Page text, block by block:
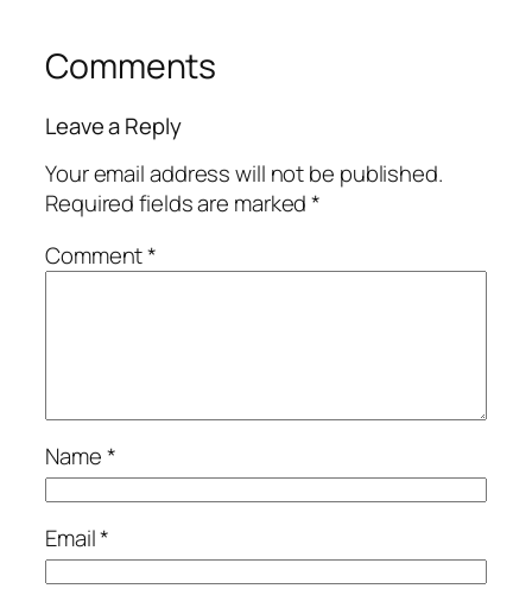
Comments
Leave a Reply
Your email address will not be published.
Required fields are marked*
Comment*
Name*
Email*